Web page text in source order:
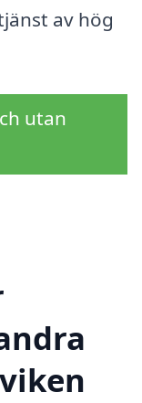
av hög
utan